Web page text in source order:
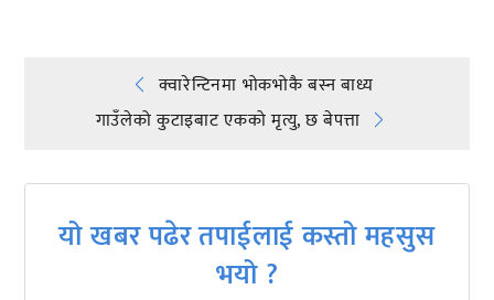
Post
navigation
क्वारेन्टिनमा भोकभोकै बस्न बाध्य
गाउँलेको कुटाइबाट एकको मृत्यु, छ बेपत्ता
यो खबर पढेर तपाईलाई कस्तो महसुस
भयो ?